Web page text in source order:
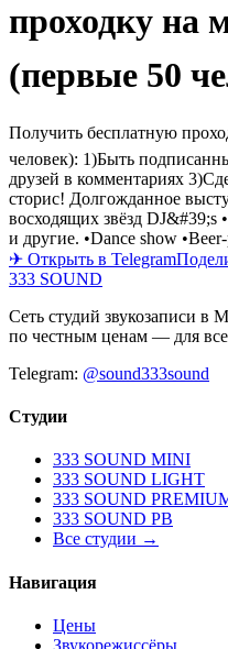
проходку на
(первые 50
Получить бесплатную
человек): 1)Быть
друзей в комментариях
сторис! Долгожданное
восходящих звёзд
и другие. •Dance show
✈ Открыть в Telegram
333 SOUND
Сеть студий звукозаписи в
по честным ценам — для
Telegram: @sound333sound
Студии
333 SOUND MINI
333 SOUND LIGHT
333 SOUND
333 SOUND PB
Все студии →
Навигация
Цены
Звукорежиссёры